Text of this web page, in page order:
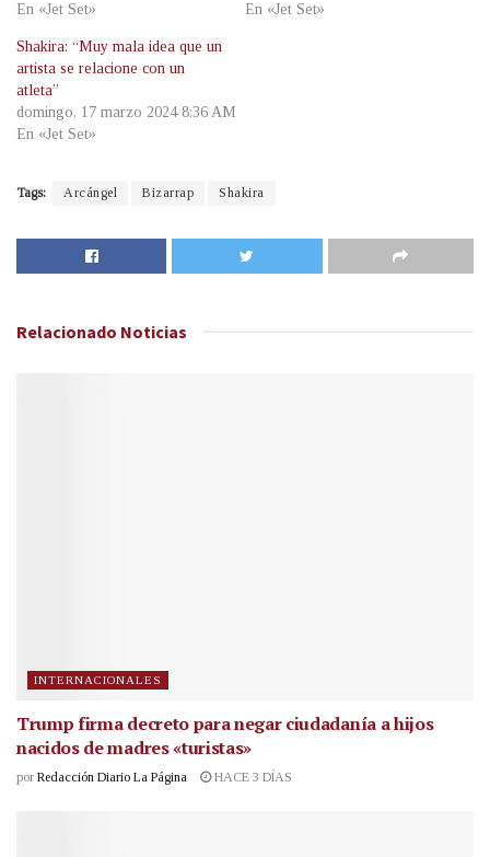
En «Jet Set»
En «Jet Set»
Shakira: “Muy mala idea que un
artista se relacione con un
atleta”
domingo, 17 marzo 2024 8:36 AM
En «Jet Set»
Tags: Arcángel Bizarrap Shakira
Relacionado Noticias
INTERNACIONALES
Trump firma decreto para negar ciudadanía a hijos
nacidos de madres «turistas»
por Redacción Diario La Página HACE 3 DÍAS